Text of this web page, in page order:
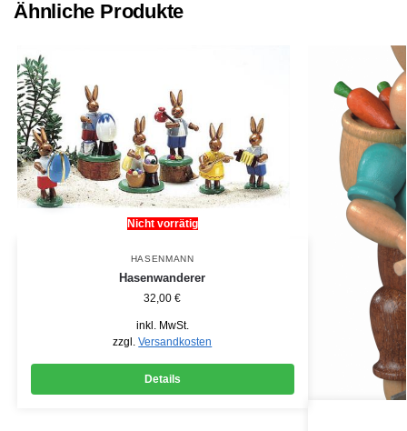
Ähnliche Produkte
Nicht vorrätig
HASENMANN
Hasenwanderer
32,00€
inkl. MwSt.
zzgl.Versandkosten
Details